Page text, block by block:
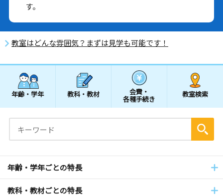
す。
教室はどんな雰囲気？まずは見学も可能です！
年齢・学年 教科・教材 会費・
各種手続き
教室検索
年齢・学年ごとの特長
教科・教材ごとの特長